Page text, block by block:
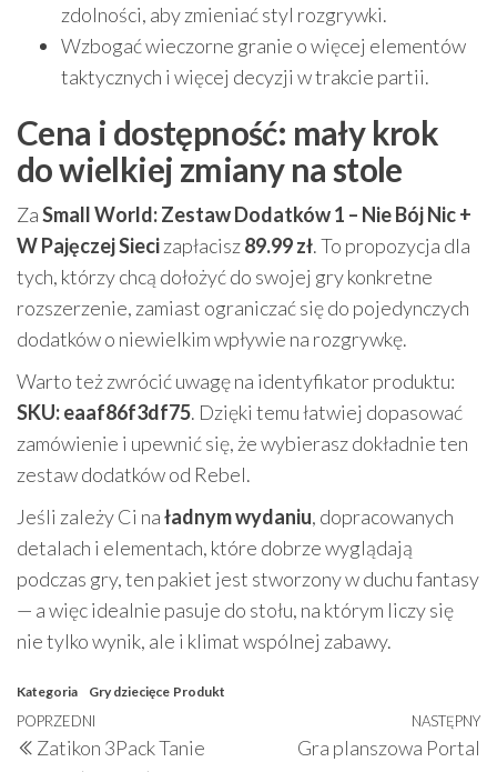
zdolności, aby zmieniać styl rozgrywki.
Wzbogać wieczorne granie o więcej elementów
taktycznych i więcej decyzji w trakcie partii.
Cena i dostępność: mały krok
do wielkiej zmiany na stole
ZaSmall World: Zestaw Dodatków 1 – Nie Bój Nic +
W Pajęczej Siecizapłacisz89.99 zł. To propozycja dla
tych, którzy chcą dołożyć do swojej gry konkretne
rozszerzenie, zamiast ograniczać się do pojedynczych
dodatków o niewielkim wpływie na rozgrywkę.
Warto też zwrócić uwagę na identyfikator produktu:
SKU: eaaf86f3df75. Dzięki temu łatwiej dopasować
zamówienie i upewnić się, że wybierasz dokładnie ten
zestaw dodatków od Rebel.
Jeśli zależy Ci naładnym wydaniu, dopracowanych
detalach i elementach, które dobrze wyglądają
podczas gry, ten pakiet jest stworzony w duchu fantasy
— a więc idealnie pasuje do stołu, na którym liczy się
nie tylko wynik, ale i klimat wspólnej zabawy.
Kategoria Gry dziecięce Produkt
Nawigacja
wpisu
Poprzedni
wpis
POPRZEDNI
Zatikon 3Pack Tanie
NASTĘPNY
Gra planszowa Portal